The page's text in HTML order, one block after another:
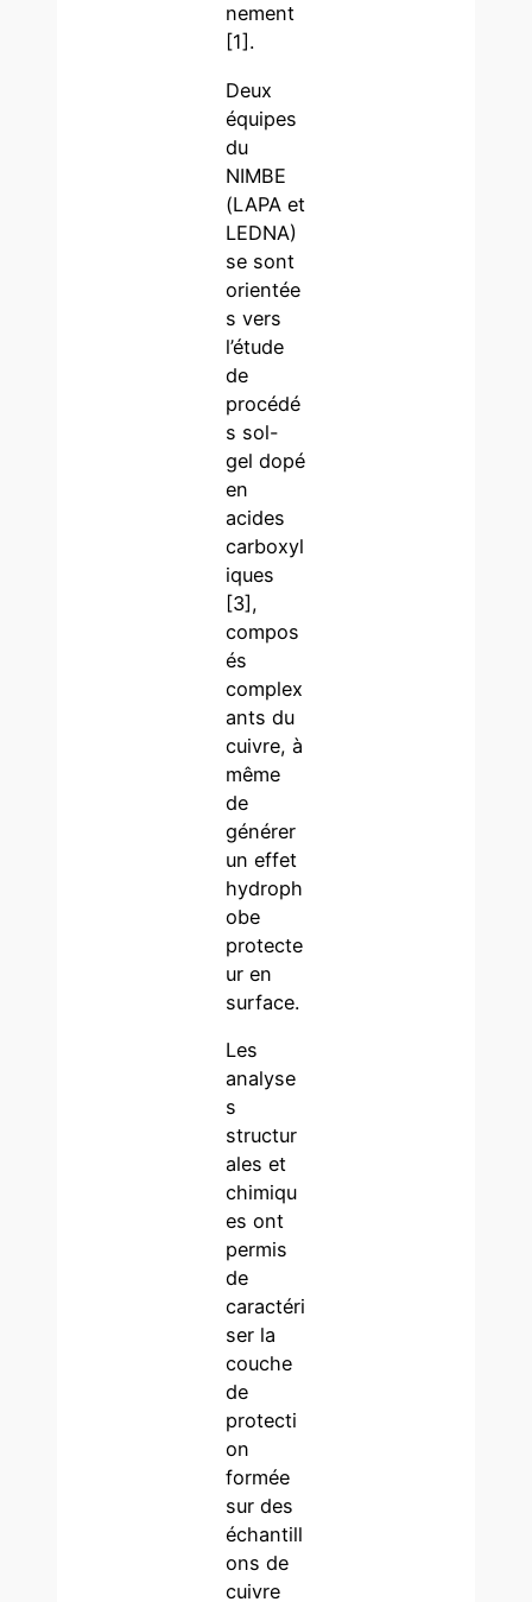
nement
[1].
Deux
équipes
du
NIMBE
(LAPA et
LEDNA)
se sont
orientée
s vers
l’étude
de
procédé
s sol-
gel dopé
en
acides
carboxyl
iques
[3],
compos
és
complex
ants du
cuivre, à
même
de
générer
un effet
hydroph
obe
protecte
ur en
surface.
Les
analyse
s
structur
ales et
chimiqu
es ont
permis
de
caractéri
ser la
couche
de
protecti
on
formée
sur des
échantill
ons de
cuivre